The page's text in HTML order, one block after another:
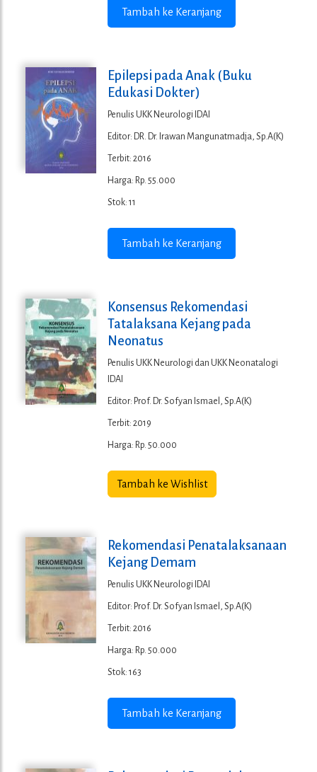
Tambah ke Keranjang
Epilepsi pada Anak (Buku
Edukasi Dokter)
Penulis UKK Neurologi IDAI
Editor: DR. Dr. Irawan Mangunatmadja, Sp.A(K)
Terbit: 2016
Harga: Rp. 55.000
Stok: 11
Tambah ke Keranjang
Konsensus Rekomendasi
Tatalaksana Kejang pada
Neonatus
Penulis UKK Neurologi dan UKK Neonatalogi
IDAI
Editor: Prof. Dr. Sofyan Ismael, Sp.A(K)
Terbit: 2019
Harga: Rp. 50.000
Tambah ke Wishlist
Rekomendasi Penatalaksanaan
Kejang Demam
Penulis UKK Neurologi IDAI
Editor: Prof. Dr. Sofyan Ismael, Sp.A(K)
Terbit: 2016
Harga: Rp. 50.000
Stok: 163
Tambah ke Keranjang